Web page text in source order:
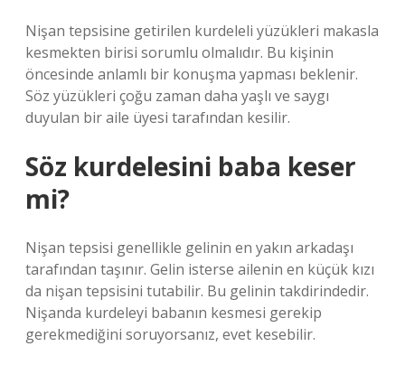
Nişan tepsisine getirilen kurdeleli yüzükleri makasla
kesmekten birisi sorumlu olmalıdır. Bu kişinin
öncesinde anlamlı bir konuşma yapması beklenir.
Söz yüzükleri çoğu zaman daha yaşlı ve saygı
duyulan bir aile üyesi tarafından kesilir.
Söz kurdelesini baba keser
mi?
Nişan tepsisi genellikle gelinin en yakın arkadaşı
tarafından taşınır. Gelin isterse ailenin en küçük kızı
da nişan tepsisini tutabilir. Bu gelinin takdirindedir.
Nişanda kurdeleyi babanın kesmesi gerekip
gerekmediğini soruyorsanız, evet kesebilir.